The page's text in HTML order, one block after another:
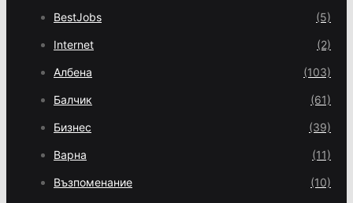
BestJobs (5)
Internet (2)
Албена (103)
Балчик (61)
Бизнес (39)
Варна (11)
Възпоменание (10)